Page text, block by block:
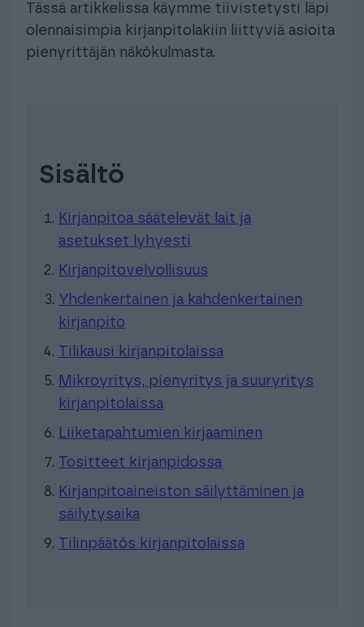
Tässä artikkelissa käymme tiivistetysti läpi
olennaisimpia kirjanpitolakiin liittyviä asioita
pienyrittäjän näkökulmasta.
Sisältö
Kirjanpitoa säätelevät lait ja
asetukset lyhyesti
Kirjanpitovelvollisuus
Yhdenkertainen ja kahdenkertainen
kirjanpito
Tilikausi kirjanpitolaissa
Mikroyritys, pienyritys ja suuryritys
kirjanpitolaissa
Liiketapahtumien kirjaaminen
Tositteet kirjanpidossa
Kirjanpitoaineiston säilyttäminen ja
säilytysaika
Tilinpäätös kirjanpitolaissa